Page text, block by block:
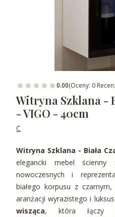
0.00(Oceny: 0
Witryna Szklana -
- VIGO - 40cm
C
Witryna Szklana - Biała
elegancki mebel
nowoczesnych i
białego korpusu z
aranżacji wyrazistego i
wisząca, która łączy